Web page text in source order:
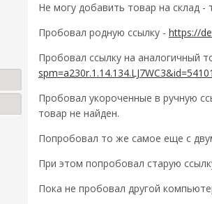
Не могу добавить товар на склад -
Пробовал родную ссылку - https://
Пробовал ссылку на аналогичный
Пробовал укороченные в ручную
товар не найден.
Попробовал то же самое еще с
При этом попробовал старую
Пока не пробовал другой